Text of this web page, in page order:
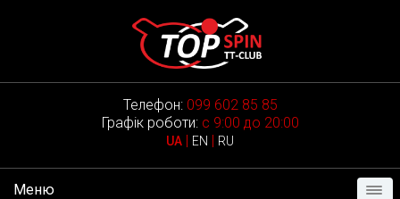
Телефон: 099 602 85 85
Графік роботи: с 9:00 до 20:00
UA | EN | RU
Меню